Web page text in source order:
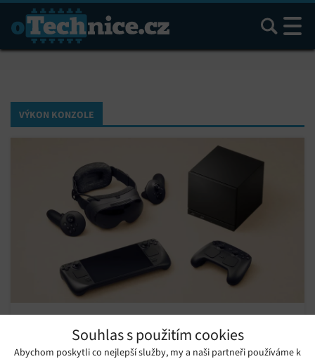
Souhlas s použitím cookies
Abychom poskytli co nejlepší služby, my a naši partneři používáme k
Hledat
VÝKON KONZOLE
levnější než PS5?
Čtvrtek 20. 11. 2025 Julia